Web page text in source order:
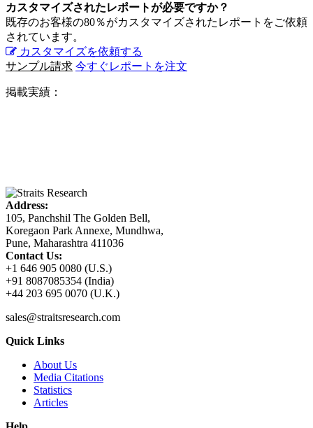
カスタマイズされたレポートが必要ですか？
既存のお客様の80％がカスタマイズされたレポートをご依頼
されています。
カスタマイズを依頼する
サンプル請求 今すぐレポートを注文
掲載実績：
Address:
105, Panchshil The Golden Bell,
Koregaon Park Annexe, Mundhwa,
Pune, Maharashtra 411036
Contact Us:
+1 646 905 0080 (U.S.)
+91 8087085354 (India)
+44 203 695 0070 (U.K.)
sales@straitsresearch.com
Quick Links
About Us
Media Citations
Statistics
Articles